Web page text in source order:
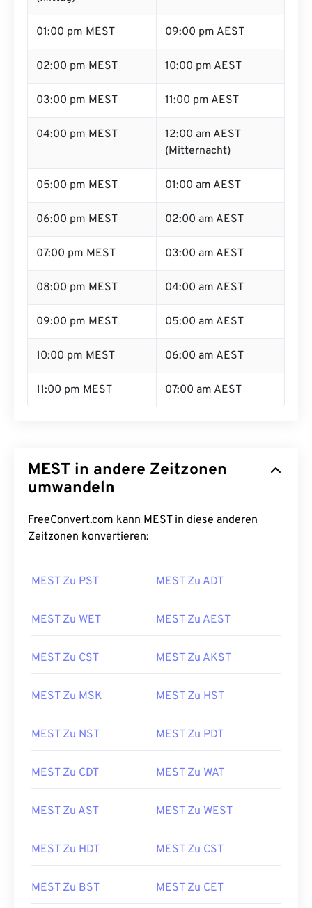
01:00 pm MEST 09:00 pm AEST
02:00 pm MEST 10:00 pm AEST
03:00 pm MEST 11:00 pm AEST
04:00 pm MEST
12:00 am AEST
(Mitternacht)
05:00 pm MEST 01:00 am AEST
06:00 pm MEST 02:00 am AEST
07:00 pm MEST 03:00 am AEST
08:00 pm MEST 04:00 am AEST
09:00 pm MEST 05:00 am AEST
10:00 pm MEST 06:00 am AEST
11:00 pm MEST 07:00 am AEST
MEST in andere Zeitzonen
umwandeln
FreeConvert.com kann MEST in diese anderen
Zeitzonen konvertieren:
MEST Zu PST MEST Zu ADT
MEST Zu WET MEST Zu AEST
MEST Zu CST MEST Zu AKST
MEST Zu MSK MEST Zu HST
MEST Zu NST MEST Zu PDT
MEST Zu CDT MEST Zu WAT
MEST Zu AST MEST Zu WEST
MEST Zu HDT MEST Zu CST
MEST Zu BST MEST Zu CET